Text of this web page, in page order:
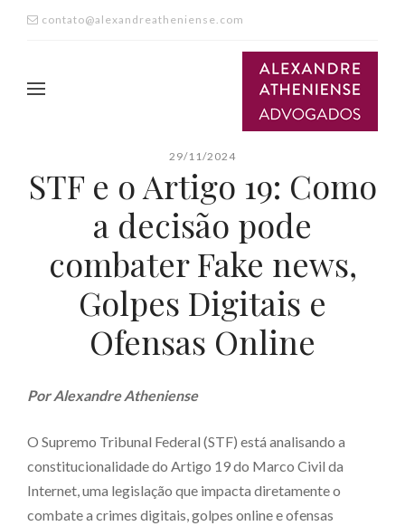
contato@alexandreatheniense.com
29/11/2024
STF e o Artigo 19: Como
a decisão pode
combater Fake news,
Golpes Digitais e
Ofensas Online
Por Alexandre Atheniense
O Supremo Tribunal Federal (STF) está analisando a
constitucionalidade do Artigo 19 do Marco Civil da
Internet, uma legislação que impacta diretamente o
combate a crimes digitais, golpes online e ofensas